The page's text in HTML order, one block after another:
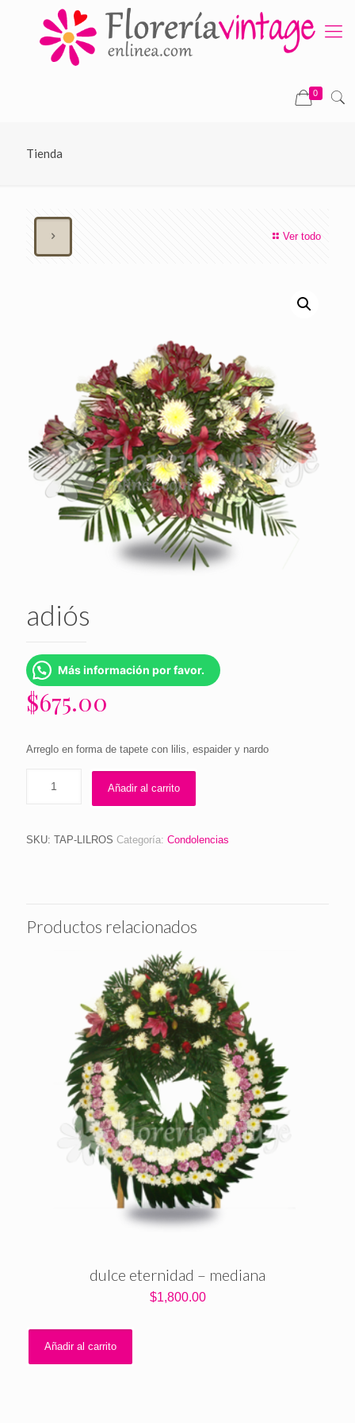
0
Tienda
Ver todo
adiós
Más información por favor.
$675.00
Arreglo en forma de tapete con lilis, espaider y nardo
Añadir al carrito
SKU: TAP-LILROS Categoría: Condolencias
Productos relacionados
dulce eternidad – mediana
$1,800.00
Añadir al carrito